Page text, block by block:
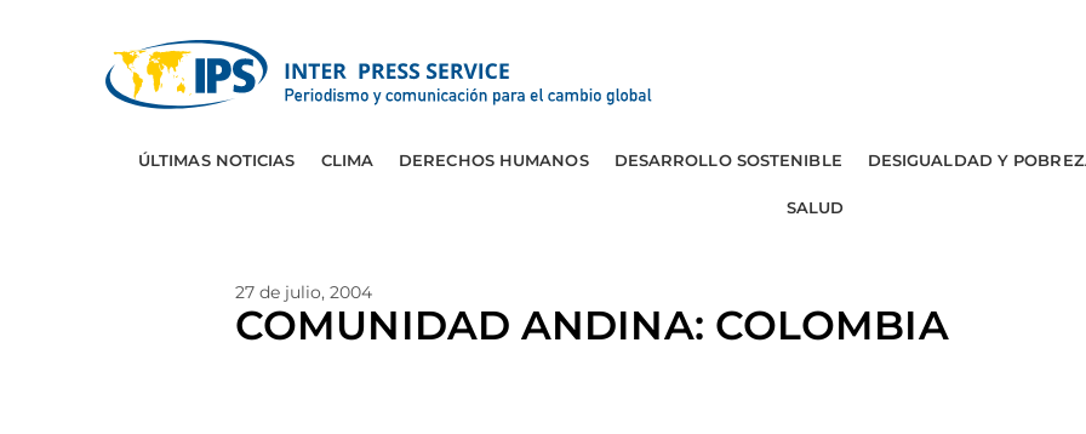
ÚLTIMAS NOTICIAS CLIMA DERECHOS HUMANOS DESARROLLO SOSTENIBLE DESIGUALDAD Y
SALUD
27 de julio, 2004
COMUNIDAD ANDINA: COLOMBIA